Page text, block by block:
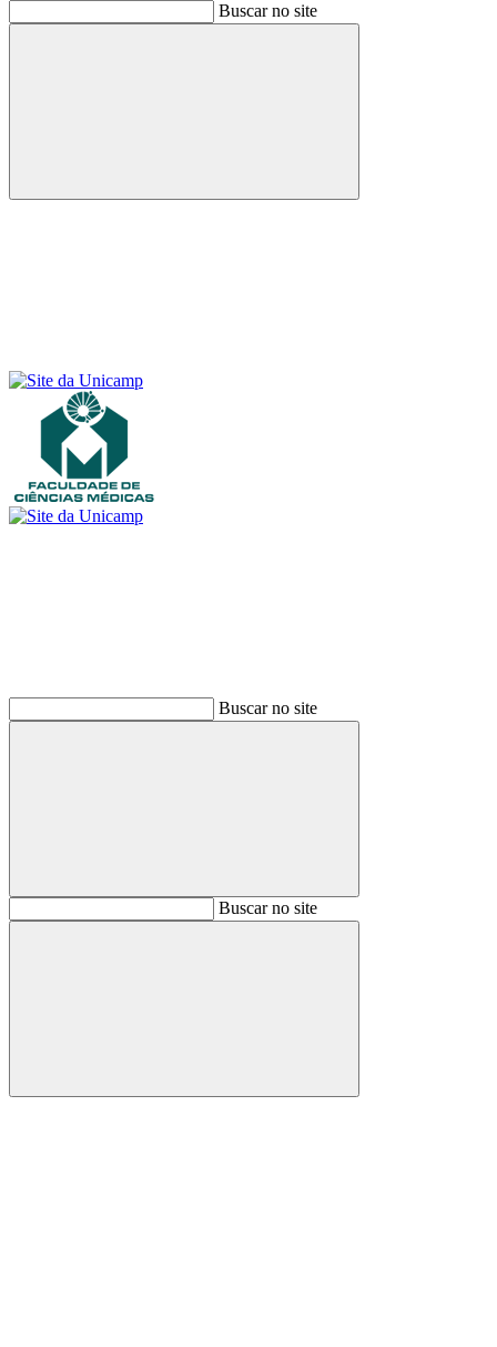
Buscar no site
Buscar
Buscar no site
BuscarBuscar no site
Buscar